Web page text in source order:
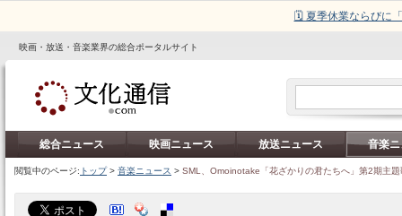
🗓️ 夏季休業ならびに
映画・放送・音楽業界の総合ポータルサイト
総合ニュース 映画ニュース 放送ニュース 音楽
閲覧中のページ: トップ> 音楽ニュース > SML、Omoinotake「花ざかりの君たちへ」第2期主題